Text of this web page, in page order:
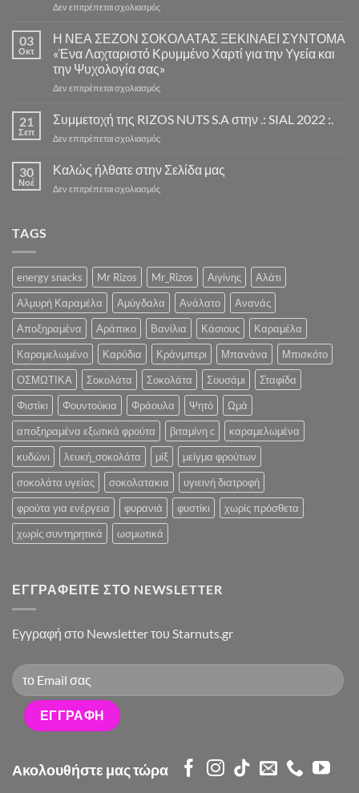
Δεν επιτρέπεται σχολιασμόςστο
παραγγελιών
Παρασκευής
και
Σαββάτου(διαβάστε
λεπτομέρειες»)
03
Οκτ
Η ΝΕΑ ΣΕΖΟΝ ΣΟΚΟΛΑΤΑΣ ΞΕΚΙΝΑΕΙ ΣΥΝΤΟΜΑ
«Ένα Λαχταριστό Κρυμμένο Χαρτί για την Υγεία και
την Ψυχολογία σας»
Δεν επιτρέπεται σχολιασμόςστο
ΝΕΑ
ΣΕΖΟΝ
ΣΟΚΟΛΑΤΑΣ
ΣΥΝΤΟΜΑ
Λαχταριστό
και
την
Ψυχολογία
σας»
21
Σεπ
Συμμετοχή της RIZOS NUTS S.A στην .: SIAL 2022 :.
Δεν επιτρέπεται σχολιασμόςστο
της
RIZOS
NUTS
:.
30
Νοέ
Καλώς ήλθατε στην Σελίδα μας
Δεν επιτρέπεται σχολιασμόςστο
TAGS
energy snacks Mr Rizos Mr_Rizos Αιγίνης
Αλάτι
Αλμυρή Καραμέλα
Αμύγδαλα Ανάλατο
Ανανάς
Αποξηραμένα
Αράπικο Βανίλια Κάσιους
Καραμέλα
Καραμελωμένο
Καρύδια Κράνμπερι Μπανάνα
Μπισκότο
ΟΣΜΩΤΙΚΑ
Σοκολάτα Σοκολάτα Σουσάμι
Σταφίδα
Φιστίκι
Φουντούκια Φράουλα Ψητό
Ωμά
αποξηραμένα εξωτικά φρούτα
βιταμίνη c
καραμελωμένα
κυδώνι
λευκή_σοκολάτα μίξ
μείγμα φρούτων
σοκολάτα υγείας
σοκολατακια
υγιεινή διατροφή
φρούτα για ενέργεια
φυρανιά φυστίκι
χωρίς πρόσθετα
χωρίς συντηρητικά
ωσμωτικά
ΕΓΓΡΑΦΕΊΤΕ ΣΤΟ NEWSLETTER
Eγγραφή στο Newsletter του Starnuts.gr
Ακολουθήστε μας τώρα